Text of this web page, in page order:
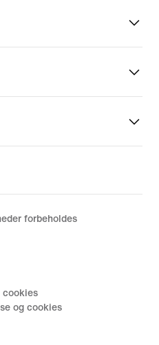
forbeholdes
cookies
og cookies